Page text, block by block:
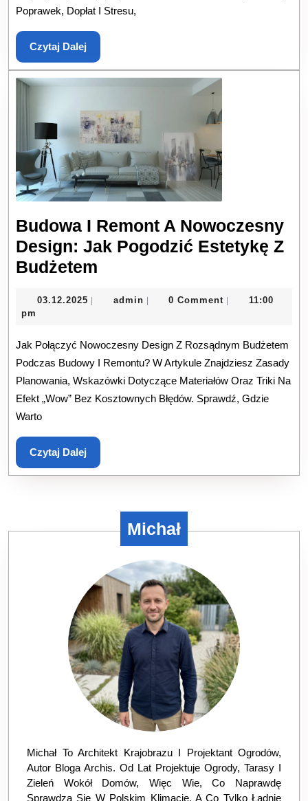
Poprawek, Dopłat I Stresu,
Czytaj DalejCzytaj
Dalej
Budowa I Remont A Nowoczesny
Design: Jak Pogodzić Estetykę Z
Budżetem
Remont
Nowoczesny
Design:
Jak
Pogodzić
Budżetem
03.12.2025 03.12.2025
adminadmin0 Comment
11:00
pm
Jak Połączyć Nowoczesny Design Z Rozsądnym Budżetem
Podczas Budowy I Remontu? W Artykule Znajdziesz Zasady
Planowania, Wskazówki Dotyczące Materiałów Oraz Triki Na
Efekt „wow” Bez Kosztownych Błędów. Sprawdź, Gdzie
Warto
Czytaj DalejCzytaj
Dalej
Michał
Michał To Architekt Krajobrazu I Projektant Ogrodów,
Autor Bloga Archis. Od Lat Projektuje Ogrody, Tarasy I
Zieleń Wokół Domów, Więc Wie, Co Naprawdę
Sprawdza Się W Polskim Klimacie, A Co Tylko Ładnie